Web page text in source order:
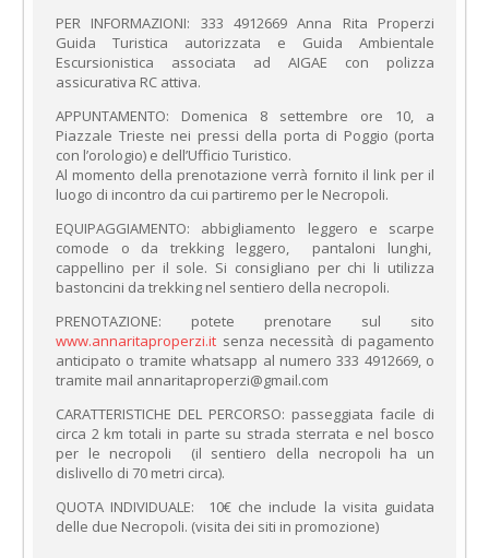
PER INFORMAZIONI: 333 4912669 Anna Rita Properzi
Guida Turistica autorizzata e Guida Ambientale
Escursionistica associata ad AIGAE con polizza
assicurativa RC attiva.
APPUNTAMENTO: Domenica 8 settembre ore 10, a
Piazzale Trieste nei pressi della porta di Poggio (porta
con l’orologio) e dell’Ufficio Turistico.
Al momento della prenotazione verrà fornito il link per il
luogo di incontro da cui partiremo per le Necropoli.
EQUIPAGGIAMENTO: abbigliamento leggero e scarpe
comode o da trekking leggero, pantaloni lunghi,
cappellino per il sole. Si consigliano per chi li utilizza
bastoncini da trekking nel sentiero della necropoli.
PRENOTAZIONE: potete prenotare sul sito
www.annaritaproperzi.it senza necessità di pagamento
anticipato o tramite whatsapp al numero 333 4912669, o
tramite mail annaritaproperzi@gmail.com
CARATTERISTICHE DEL PERCORSO: passeggiata facile di
circa 2 km totali in parte su strada sterrata e nel bosco
per le necropoli (il sentiero della necropoli ha un
dislivello di 70 metri circa).
QUOTA INDIVIDUALE: 10€ che include la visita guidata
delle due Necropoli. (visita dei siti in promozione)